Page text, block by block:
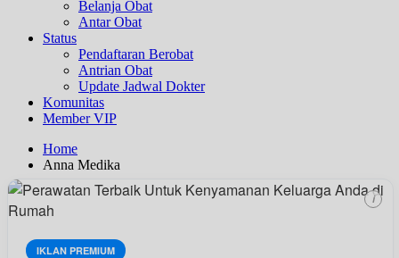
Belanja Obat
Antar Obat
Status
Pendaftaran Berobat
Antrian Obat
Update Jadwal Dokter
Komunitas
Member VIP
Home
Anna Medika
IKLAN PREMIUM
i